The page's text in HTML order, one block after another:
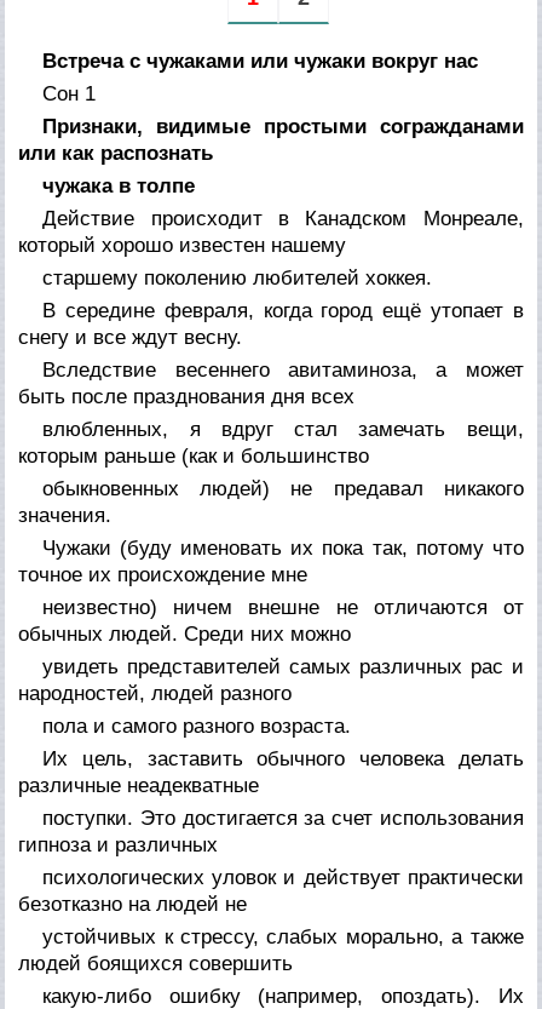
Встреча с чужаками или чужаки вокруг нас
Сон 1
Признаки, видимые простыми согражданами
или как распознать
чужака в толпе
Действие происходит в Канадском Монреале,
который хорошо известен нашему
старшему поколению любителей хоккея.
В середине февраля, когда город ещё утопает в
снегу и все ждут весну.
Вследствие весеннего авитаминоза, а может
быть после празднования дня всех
влюбленных, я вдруг стал замечать вещи,
которым раньше (как и большинство
обыкновенных людей) не предавал никакого
значения.
Чужаки (буду именовать их пока так, потому что
точное их происхождение мне
неизвестно) ничем внешне не отличаются от
обычных людей. Среди них можно
увидеть представителей самых различных рас и
народностей, людей разного
пола и самого разного возраста.
Их цель, заставить обычного человека делать
различные неадекватные
поступки. Это достигается за счет использования
гипноза и различных
психологических уловок и действует практически
безотказно на людей не
устойчивых к стрессу, слабых морально, а также
людей боящихся совершить
какую-либо ошибку (например, опоздать). Их